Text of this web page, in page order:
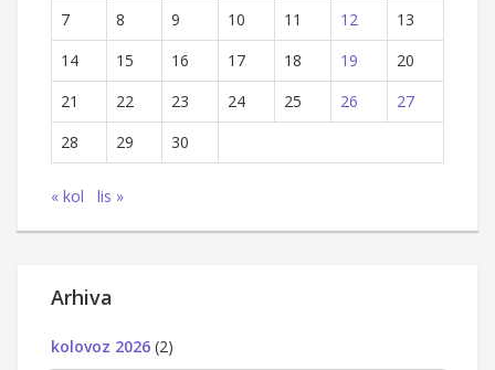
7
8 9 10 11 12
13
14
15 16 17 18 19
20
21
22 23 24 25 26
27
28
29 30
« kol lis »
Arhiva
kolovoz 2026 (2)